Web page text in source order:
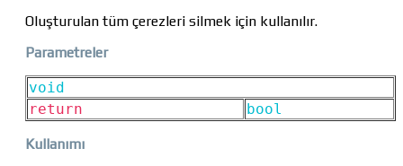
Oluşturulan tüm çerezleri silmek için kullanılır.
Parametreler
void
return
bool
Kullanımı